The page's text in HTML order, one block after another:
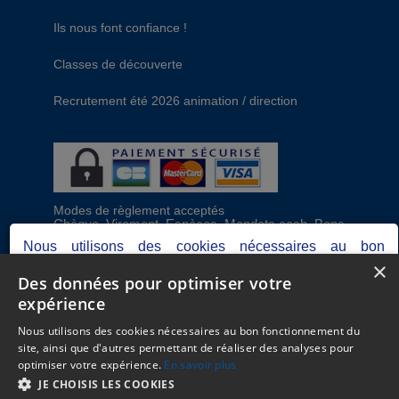
Ils nous font confiance !
Classes de découverte
Recrutement été 2026 animation / direction
Modes de règlement acceptés
Chèque, Virement, Espèces, Mandats cash, Bons
CAF, Conseil général, Chèques vacances, Carte
bancaire, Prise en charge reçu sans règlement,
Mentions Légales
Plan du site
Espace Professionnels
Nous contacter
Nous utilisons des cookies nécessaires au bon
fonctionnement du site, ainsi que d'autres permettant de
réaliser des analyses pour optimiser votre expérience.
Votre consentement peut être retiré à tout moment.
Consultez notre politique de protection des données
personnelles dans nosmentions légales.
Je refuse Je choisis
×
Des données pour optimiser votre
expérience
Nous utilisons des cookies nécessaires au bon fonctionnement du
site, ainsi que d'autres permettant de réaliser des analyses pour
optimiser votre expérience. En savoir plus
JE CHOISIS LES COOKIES